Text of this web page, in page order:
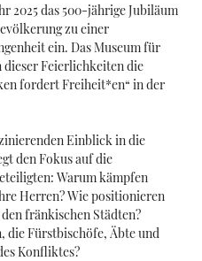
2025 das 500-jährige Jubiläum
zu einer
ein. Das Museum für
Feierlichkeiten die
fordert Freiheit*en“ in der
Einblick in die
den Fokus auf die
Warum kämpfen
Herren? Wie positionieren
fränkischen Städten?
die Fürstbischöfe, Äbte und
Konfliktes?